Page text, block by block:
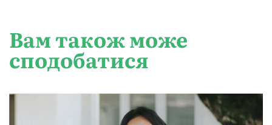
Вам також може
сподобатися